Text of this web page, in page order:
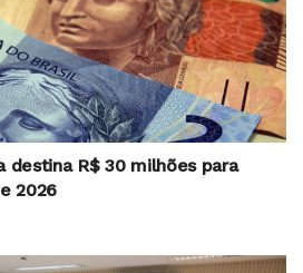
destina R$ 30 milhões para
2026